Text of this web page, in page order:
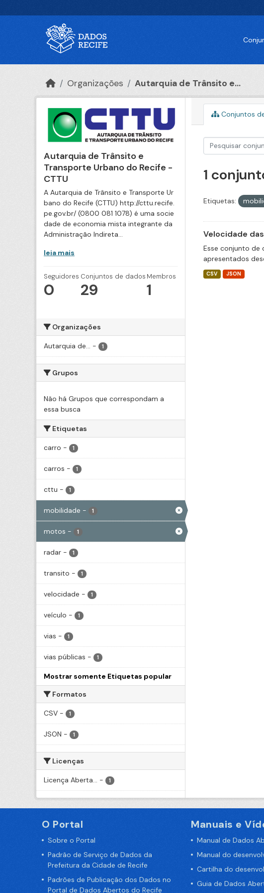
Organizações Autarquia de Trânsito e...
Autarquia de Trânsito e
Transporte Urbano do Recife -
CTTU
A Autarquia de Trânsito e Transporte Ur
bano do Recife (CTTU) http://cttu.recife.
pe.gov.br/ (0800 081 1078) é uma socie
dade de economia mista integrante da
Administração Indireta...
leia mais
Seguidores
0
Conjuntos de dados
29
Membros
1
Organizações
Autarquia de... - 1
Grupos
Não há Grupos que correspondam a
essa busca
Etiquetas
carro - 1
carros - 1
cttu - 1
mobilidade - 1
motos - 1
radar - 1
transito - 1
velocidade - 1
veículo - 1
vias - 1
vias públicas - 1
Mostrar somente Etiquetas popular
Formatos
CSV - 1
JSON - 1
Licenças
Licença Aberta... - 1
Conjuntos
1
Etiquetas:
Velocidade
Esse conjunto de
apresentados
CSV JSON
O Portal
Sobre o Portal
Padrão de Serviço de Dados da
Prefeitura da Cidade de Recife
Padrões de Publicação dos Dados no
Portal de Dados Abertos do Recife
Manuais e
Manual de Dados
Manual do
Cartilha do
Guia de Dados